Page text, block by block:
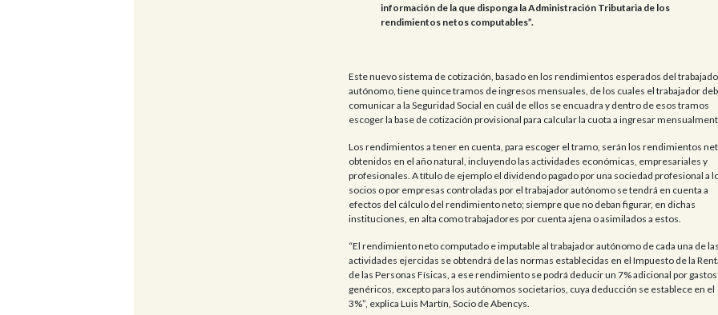
información de la que disponga la Administración Tributaria de los
rendimientos netos computables”.
Este nuevo sistema de cotización, basado en los rendimientos esperados del
autónomo, tiene quince tramos de ingresos mensuales, de los cuales el trabajador
comunicar a la Seguridad Social en cuál de ellos se encuadra y dentro de esos tramos
escoger la base de cotización provisional para calcular la cuota a ingresar
Los rendimientos a tener en cuenta, para escoger el tramo, serán los rendimientos
obtenidos en el año natural, incluyendo las actividades económicas, empresariales y
profesionales. A título de ejemplo el dividendo pagado por una sociedad profesional a
socios o por empresas controladas por el trabajador autónomo se tendrá en cuenta a
efectos del cálculo del rendimiento neto; siempre que no deban figurar, en dichas
instituciones, en alta como trabajadores por cuenta ajena o asimilados a estos.
“El rendimiento neto computado e imputable al trabajador autónomo de cada una de las
actividades ejercidas se obtendrá de las normas establecidas en el Impuesto de la
de las Personas Físicas, a ese rendimiento se podrá deducir un 7% adicional por gastos
genéricos, excepto para los autónomos societarios, cuya deducción se establece en el
3%”, explica Luis Martín, Socio de Abencys.